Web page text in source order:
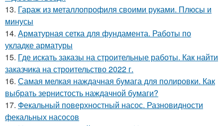
13. Гараж из металлопрофиля своими руками. Плюсы и
минусы
14. Арматурная сетка для фундамента. Работы по
укладке арматуры
15. Где искать заказы на строительные работы. Как найти
заказчика на строительство 2022 г.
16. Самая мелкая наждачная бумага для полировки. Как
выбрать зернистость наждачной бумаги?
17. Фекальный поверхностный насос. Разновидности
фекальных насосов